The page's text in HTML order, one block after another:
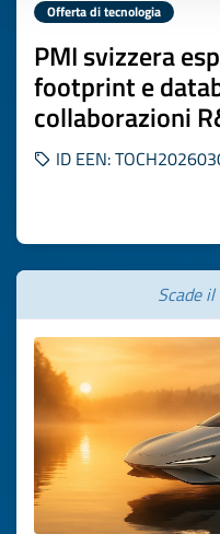
Offerta di tecnologia
PMI svizzera
footprint e
collaborazioni
ID EEN:
Scade il